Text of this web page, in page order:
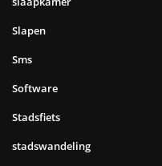
Slapen
Sms
Software
Stadsfiets
stadswandeling